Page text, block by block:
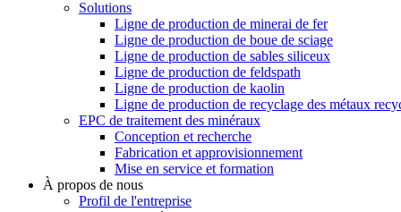
Solutions
Ligne de production de minerai de fer
Ligne de production de boue de sciage
Ligne de production de sables siliceux
Ligne de production de feldspath
Ligne de production de kaolin
Ligne de production de recyclage des métaux
EPC de traitement des minéraux
Conception et recherche
Fabrication et approvisionnement
Mise en service et formation
À propos de nous
Profil de l'entreprise